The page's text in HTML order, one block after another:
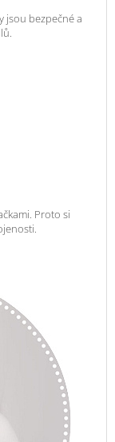
jsou bezpečné a
Proto si